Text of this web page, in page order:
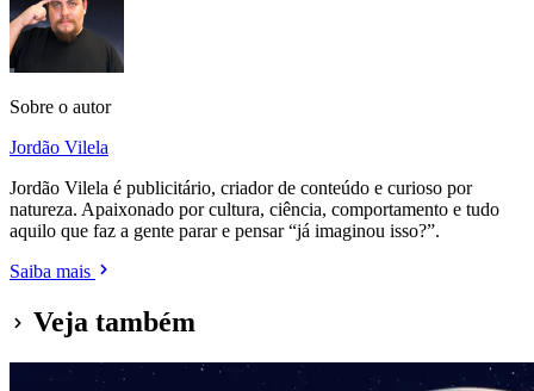
Sobre o autor
Jordão Vilela
Jordão Vilela é publicitário, criador de conteúdo e curioso por
natureza. Apaixonado por cultura, ciência, comportamento e tudo
aquilo que faz a gente parar e pensar “já imaginou isso?”.
Saiba mais
Veja também